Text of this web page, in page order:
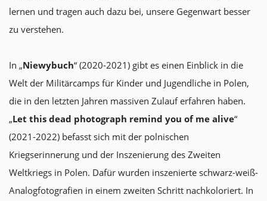
lernen und tragen auch dazu bei, unsere Gegenwart besser
zu verstehen.
In „Niewybuch“ (2020-2021) gibt es einen Einblick in die
Welt der Militärcamps für Kinder und Jugendliche in Polen,
die in den letzten Jahren massiven Zulauf erfahren haben.
„Let this dead photograph remind you of me alive“
(2021-2022) befasst sich mit der polnischen
Kriegserinnerung und der Inszenierung des Zweiten
Weltkriegs in Polen. Dafür wurden inszenierte schwarz-weiß-
Analogfotografien in einem zweiten Schritt nachkoloriert. In